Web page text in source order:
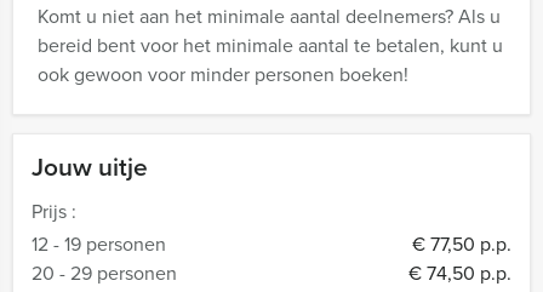
Jouw uitje
Prijs :
12 - 19 personen
€ 77,50 p.p.
20 - 29 personen
€ 74,50 p.p.
Komt u niet aan het minimale aantal deelnemers? Als u
bereid bent voor het minimale aantal te betalen, kunt u
ook gewoon voor minder personen boeken!